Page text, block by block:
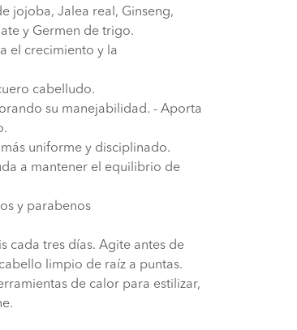
jojoba, Jalea real, Ginseng,
y Germen de trigo.
el crecimiento y la
cabelludo.
su manejabilidad. - Aporta
uniforme y disciplinado.
a mantener el equilibrio de
y parabenos
cada tres días. Agite antes de
limpio de raíz a puntas.
de calor para estilizar,